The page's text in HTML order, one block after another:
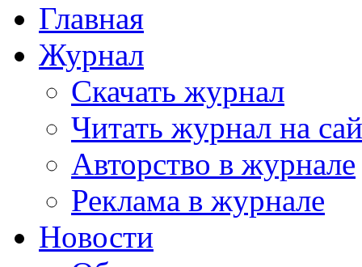
Главная
Журнал
Скачать журнал
Читать журнал на
Авторство в журнале
Реклама в журнале
Новости